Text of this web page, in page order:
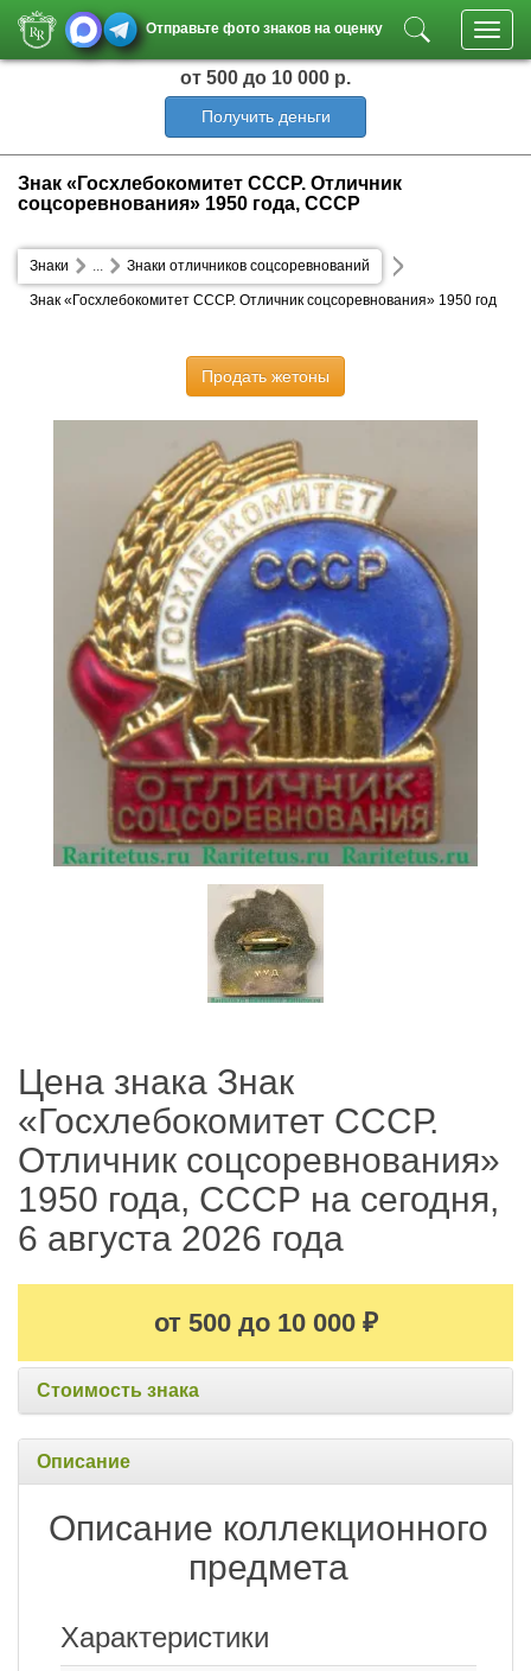
Отправьте фото знаков на оценку
от 500 до 10 000 р.
Получить деньги
Знак «Госхлебокомитет СССР. Отличник
соцсоревнования» 1950 года, СССР
Знаки Знаки отличников соцсоревнований
...
Знак «Госхлебокомитет СССР. Отличник соцсоревнования» 1950 год
Продать жетоны
Цена знака Знак
«Госхлебокомитет СССР.
Отличник соцсоревнования»
1950 года, СССР на сегодня,
6 августа 2026 года
от 500 до 10 000 ₽
Стоимость знака
Описание
Описание коллекционного
предмета
Характеристики